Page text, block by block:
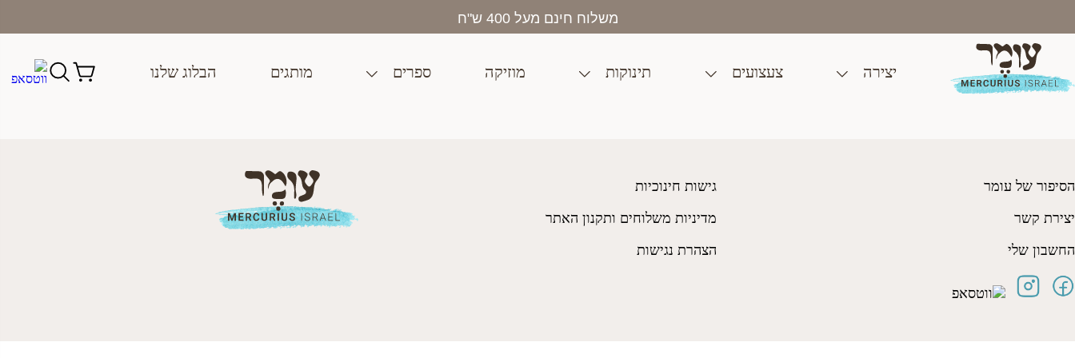
content
משלוח חינם מעל 400 ש"ח
יצירה צעצועים תינוקות מוזיקה ספרים מותגים הבלוג שלנו
> צעצועים
מידה 26
הסיפור של עומר
יצירת קשר
החשבון שלי
גישות חינוכיות
מדיניות משלוחים ותקנון האתר
הצהרת נגישות